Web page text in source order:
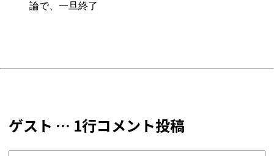
論で、一旦終了
ゲスト … 1行コメント投稿